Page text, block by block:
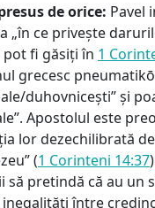
de orice: Pavel
„în ce privește
fi găsiți în 1
grecesc
duhovnicești” și
Apostolul este
lor dezechilibrată
(1 Corinteni 14:37
să pretindă că au un
inegalități între